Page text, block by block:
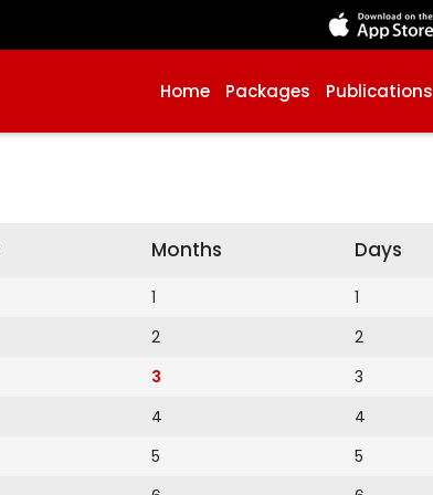
Home Packages Publications
Months
1
2
3
4
5
Days
1
2
3
4
5